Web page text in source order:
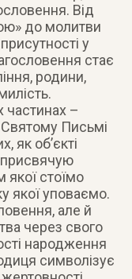
Від
до молитви
у
стає
родини,
частинах –
Святому Письмі
як обʼєкті
присвячую
якої стоїмо
якої уповаємо.
але й
через свого
народження
символізує